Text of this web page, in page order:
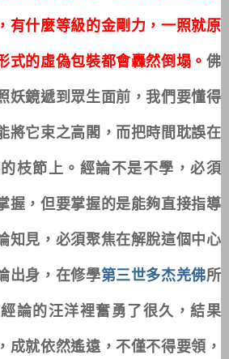
有什麼等級的金剛力，一照就原
式的虛偽包裝都會轟然倒塌。 佛
妖鏡遞到眾生面前，我們要懂得
將它束之高閣，而把時間耽誤在
枝節上。經論不是不學，必須
握，但要掌握的是能夠直接指導
知見，必須聚焦在解脫這個中心
出身，在修學第三世多杰羌佛所
論的汪洋裡奮勇了很久，結果
成就依然遙遠，不僅不得要領，